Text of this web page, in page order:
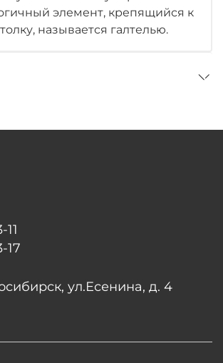
элемент, крепящийся к
называется галтелью.
11
17
ул.Есенина, д. 4